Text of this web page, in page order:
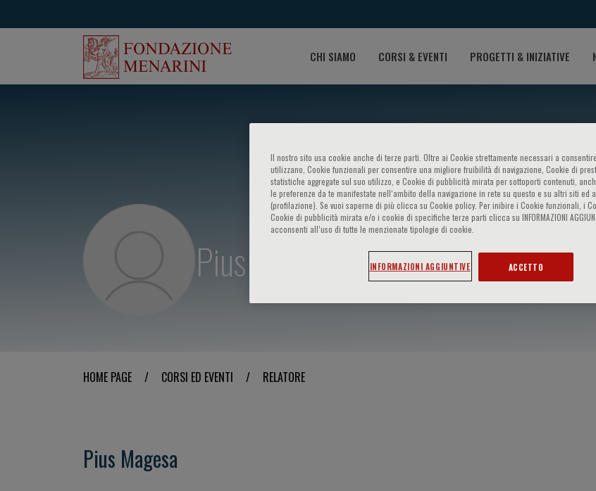
CHI SIAMO CORSI & EVENTI PROGETTI & INIZIATIVE
Pius Magesa
HOME PAGE / CORSI ED EVENTI / RELATORE
Pius Magesa
Il nostro sito usa cookie anche di terze parti. Oltre ai Cookie strettamente necessari a
utilizzano, Cookie funzionali per consentire una migliore fruibilità di navigazione, Cookie di
statistiche aggregate sul suo utilizzo, e Cookie di pubblicità mirata per sottoporti contenuti,
le preferenze da te manifestate nell‘ambito della navigazione in rete su questo e su altri siti ed
(profilazione). Se vuoi saperne di più clicca su Cookie policy. Per inibire i Cookie funzionali, i
Cookie di pubblicità mirata e/o i cookie di specifiche terze parti clicca su INFORMAZIONI
acconsenti all’uso di tutte le menzionate tipologie di cookie.
INFORMAZIONI AGGIUNTIVE ACCETTO